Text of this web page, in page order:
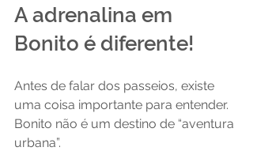
A adrenalina em
Bonito é diferente!
Antes de falar dos passeios, existe
uma coisa importante para entender.
Bonito não é um destino de “aventura
urbana”.